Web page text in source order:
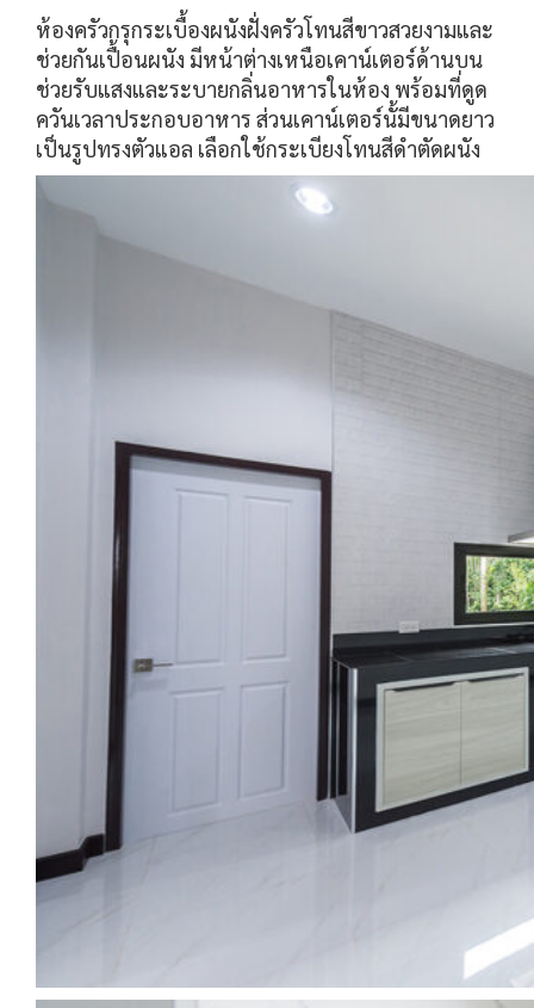
ห้องครัวกรุกระเบื้องผนังฝั่งครัวโทนสีขาวสวยงามและ
ช่วยกันเปื้อนผนัง มีหน้าต่างเหนือเคาน์เตอร์ด้านบน
ช่วยรับแสงและระบายกลิ่นอาหารในห้อง พร้อมที่ดูด
ควันเวลาประกอบอาหาร ส่วนเคาน์เตอร์นั้มีขนาดยาว
เป็นรูปทรงตัวแอล เลือกใช้กระเบียงโทนสีดำตัดผนัง